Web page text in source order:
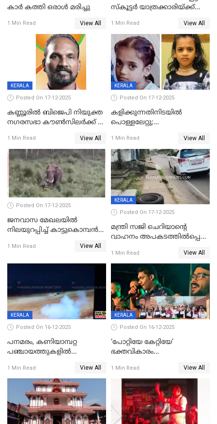
കാർ കത്തി ഒരാൾ മരിച്ചു
1 Min Read View All
സ്കൂട്ടർ യാത്രക്കാരിയ്ക്ക്
കണ്ടോത്ത് ദേശീയ പാതയിൽ
1 Min Read View All
KERALA
Posted On 17-12-2025
കണ്ണൂരിൽ ബിജെപി നിയുക്ത
നഗരസഭാ കൗൺസിലർക്ക് 36
1 Min Read View All
KERALA
Posted On 17-12-2025
കളിക്കുന്നതിനിടയിൽ
പൊള്ളലേറ്റു;
ക്ലാസ് വിദ്യാർത്ഥിനി മരിച്ചു
1 Min Read View All
Posted On 17-12-2025
ജനവാസ മേഖലയില്‍
നിലയുറപ്പിച്ച് കാട്ടുകൊമ്പന്‍
1 Min Read View All
KERALA
Posted On 17-12-2025
മന്ത്രി സജി ചെറിയാന്റെ
വാഹനം അപകടത്തിൽപ്പെട്ടു;
രക്ഷപ്പെട്ടത് തലനാരിടയ്ക്ക്
1 Min Read View All
KERALA
Posted On 16-12-2025
പനമരം, കണിയാമ്പറ്റ
പഞ്ചായത്തുകളിൽ
സ്ഥാപനങ്ങൾക്ക് അവധി
1 Min Read View All
KERALA
Posted On 16-12-2025
‘പോറ്റിയേ കേറ്റിയേ’
ഭക്തവികാരം
ഡിജിപിക്ക് പരാതി; ശക്തമായ
നടപടി വേണമെന്നു
സിപിഐഎമ്മും
1 Min Read View All